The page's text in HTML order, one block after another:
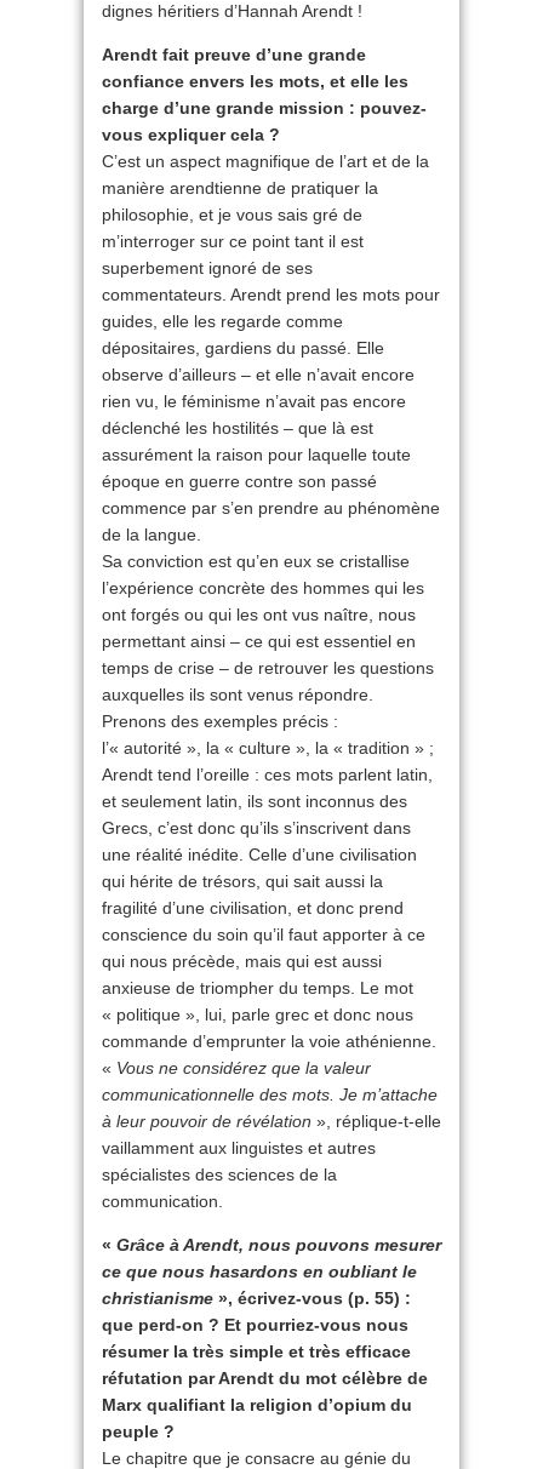
dignes héritiers d’Hannah Arendt !
Arendt fait preuve d’une grande
confiance envers les mots, et elle les
charge d’une grande mission : pouvez-
vous expliquer cela ?
C’est un aspect magnifique de l’art et de la
manière arendtienne de pratiquer la
philosophie, et je vous sais gré de
m’interroger sur ce point tant il est
superbement ignoré de ses
commentateurs. Arendt prend les mots pour
guides, elle les regarde comme
dépositaires, gardiens du passé. Elle
observe d’ailleurs – et elle n’avait encore
rien vu, le féminisme n’avait pas encore
déclenché les hostilités – que là est
assurément la raison pour laquelle toute
époque en guerre contre son passé
commence par s’en prendre au phénomène
de la langue.
Sa conviction est qu’en eux se cristallise
l’expérience concrète des hommes qui les
ont forgés ou qui les ont vus naître, nous
permettant ainsi – ce qui est essentiel en
temps de crise – de retrouver les questions
auxquelles ils sont venus répondre.
Prenons des exemples précis :
l’« autorité », la « culture », la « tradition » ;
Arendt tend l’oreille : ces mots parlent latin,
et seulement latin, ils sont inconnus des
Grecs, c’est donc qu’ils s’inscrivent dans
une réalité inédite. Celle d’une civilisation
qui hérite de trésors, qui sait aussi la
fragilité d’une civilisation, et donc prend
conscience du soin qu’il faut apporter à ce
qui nous précède, mais qui est aussi
anxieuse de triompher du temps. Le mot
« politique », lui, parle grec et donc nous
commande d’emprunter la voie athénienne.
« Vous ne considérez que la valeur
communicationnelle des mots. Je m’attache
à leur pouvoir de révélation », réplique-t-elle
vaillamment aux linguistes et autres
spécialistes des sciences de la
communication.
« Grâce à Arendt, nous pouvons mesurer
ce que nous hasardons en oubliant le
christianisme », écrivez-vous (p. 55) :
que perd-on ? Et pourriez-vous nous
résumer la très simple et très efficace
réfutation par Arendt du mot célèbre de
Marx qualifiant la religion d’opium du
peuple ?
Le chapitre que je consacre au génie du